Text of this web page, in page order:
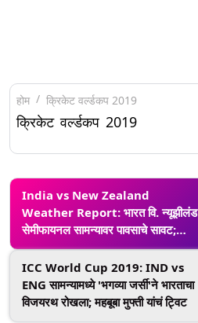
होम क्रिकेट वर्ल्डकप 2019
क्रिकेट वर्ल्डकप 2019
India vs New Zealand
Weather Report: भारत वि. न्यूझीलंड
सेमीफायनल सामन्यावर पावसाचे सावट;
जाणून घ्या काय होईल जर ही मॅच रद्द झाली
तर?
ICC World Cup 2019: IND vs
ENG सामन्यामध्ये 'भगव्या जर्सी'ने भारताचा
विजयरथ रोखला; महबूबा मुफ्ती यांचं ट्विट